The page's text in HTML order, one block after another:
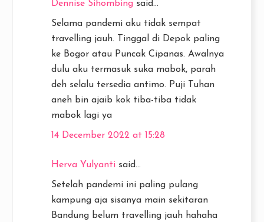
Dennise Sihombing said...
Selama pandemi aku tidak sempat
travelling jauh. Tinggal di Depok paling
ke Bogor atau Puncak Cipanas. Awalnya
dulu aku termasuk suka mabok, parah
deh selalu tersedia antimo. Puji Tuhan
aneh bin ajaib kok tiba-tiba tidak
mabok lagi ya
14 December 2022 at 15:28
Herva Yulyanti said...
Setelah pandemi ini paling pulang
kampung aja sisanya main sekitaran
Bandung belum travelling jauh hahaha